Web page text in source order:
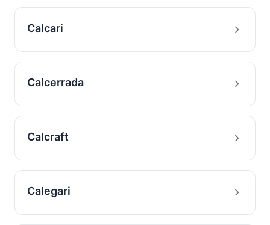
Calcari
Calcerrada
Calcraft
Calegari